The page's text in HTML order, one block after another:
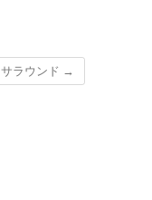
サラウンド →